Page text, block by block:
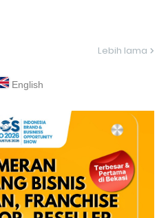
Lebih lama
English